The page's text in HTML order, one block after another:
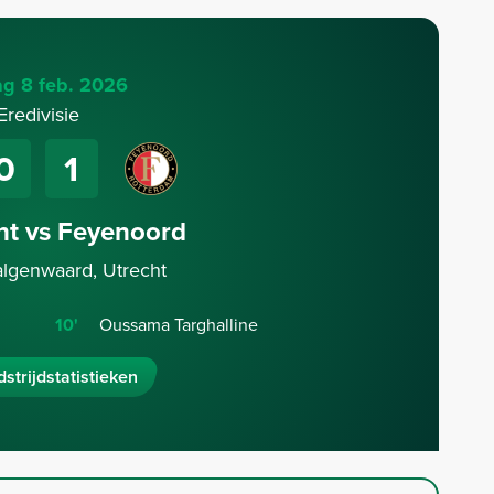
8 feb. 2026
1
vs Feyenoord
Utrecht
10' Oussama Targhalline